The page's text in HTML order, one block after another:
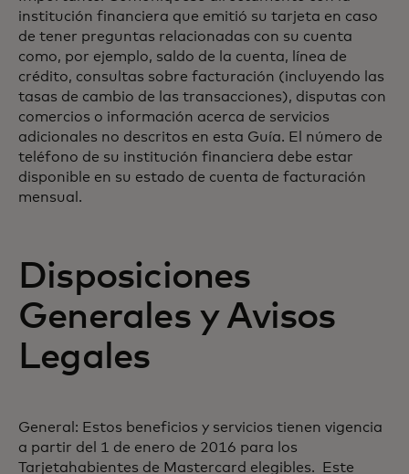
institución financiera que emitió su tarjeta en caso
de tener preguntas relacionadas con su cuenta
como, por ejemplo, saldo de la cuenta, línea de
crédito, consultas sobre facturación (incluyendo las
tasas de cambio de las transacciones), disputas con
comercios o información acerca de servicios
adicionales no descritos en esta Guía. El número de
teléfono de su institución financiera debe estar
disponible en su estado de cuenta de facturación
mensual.
Disposiciones
Generales y Avisos
Legales
General: Estos beneficios y servicios tienen vigencia
a partir del 1 de enero de 2016 para los
Tarjetahabientes de Mastercard elegibles. Este